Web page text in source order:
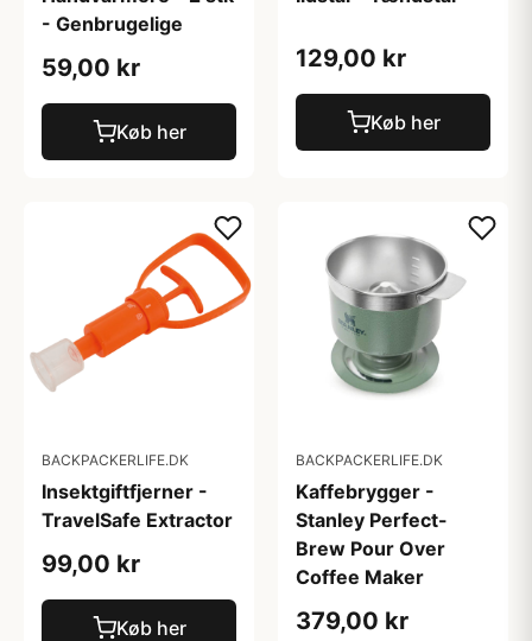
- Genbrugelige
59,00 kr
Køb her
129,00 kr
Køb her
BACKPACKERLIFE.DK
Insektgiftfjerner -
TravelSafe Extractor
99,00 kr
Køb her
BACKPACKERLIFE.DK
Kaffebrygger -
Stanley Perfect-
Brew Pour Over
Coffee Maker
379,00 kr